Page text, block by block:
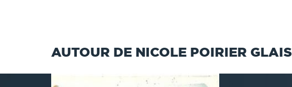
AUTOUR DE NICOLE POIRIER GLAIS